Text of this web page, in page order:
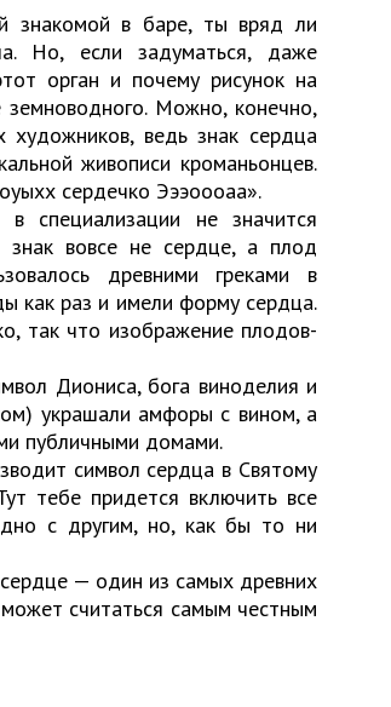
знакомой в баре, ты вряд ли
Но, если задуматься, даже
орган и почему рисунок на
Можно, конечно,
художников, ведь знак сердца
живописи кроманьонцев.
сердечко Эээоооаа».
специализации не значится
знак вовсе не сердце, а плод
древними греками в
как раз и имели форму сердца.
так что изображение плодов-
Диониса, бога виноделия и
украшали амфоры с вином, а
публичными домами.
символ сердца в Святому
тебе придется включить все
с другим, но, как бы то ни
— один из самых древних
считаться самым честным